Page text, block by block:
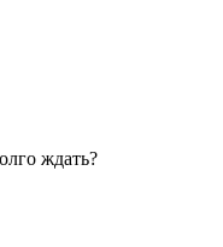
ждать?